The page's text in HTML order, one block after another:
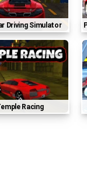
Driving Simulator
Temple Racing